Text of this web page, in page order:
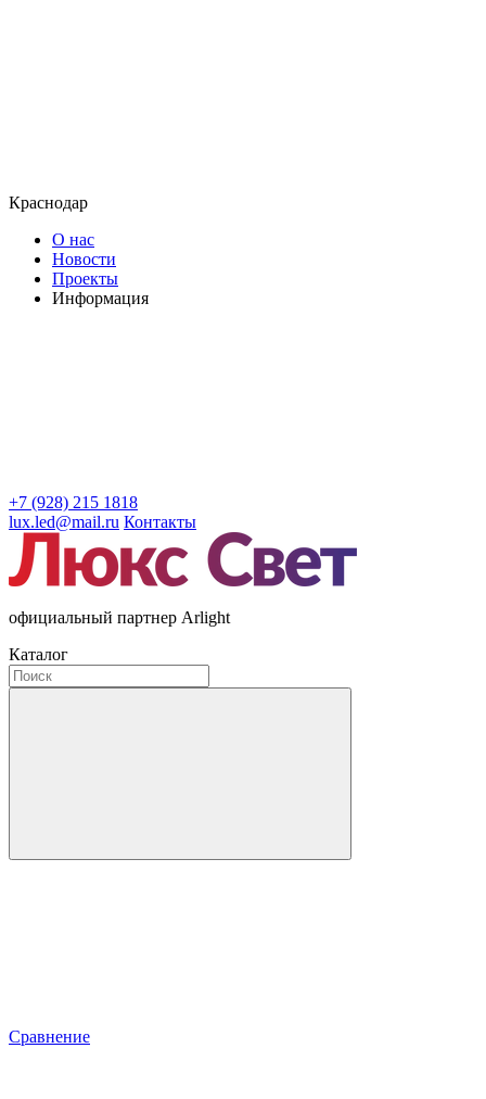
Краснодар
О нас
Новости
Проекты
Информация
+7 (928) 215 1818
lux.led@mail.ru Контакты
официальный партнер Arlight
Каталог
Сравнение